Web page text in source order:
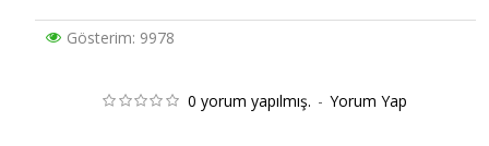
Gösterim: 9978
0 yorum yapılmış. - Yorum Yap